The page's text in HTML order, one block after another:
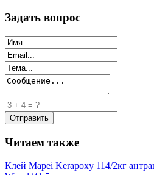
Задать вопрос
Читаем также
Клей Mapei Kerapoxy 114/2кг